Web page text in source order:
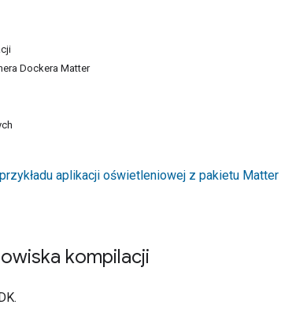
Dockera Matter
aplikacji oświetleniowej z pakietu Matter
kompilacji